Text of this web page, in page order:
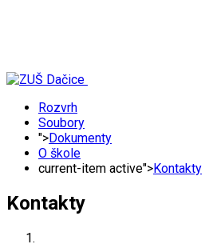
Rozvrh
Soubory
">Dokumenty
O škole
current-item active">Kontakty
Kontakty